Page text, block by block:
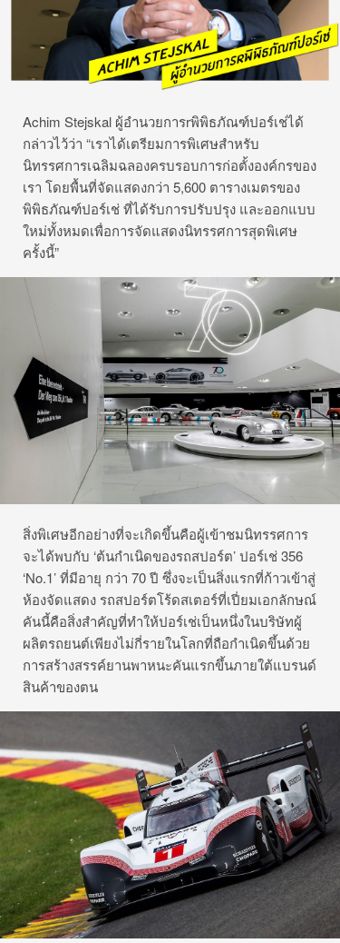
Achim Stejskal ผู้อำนวยการrพิพิธภัณฑ์ปอร์เช่ได้
กล่าวไว้ว่า “เราได้เตรียมการพิเศษสำหรับ
นิทรรศการเฉลิมฉลองครบรอบการก่อตั้งองค์กรของ
เรา โดยพื้นที่จัดแสดงกว่า 5,600 ตารางเมตรของ
พิพิธภัณฑ์ปอร์เช่ ที่ได้รับการปรับปรุง และออกแบบ
ใหม่ทั้งหมดเพื่อการจัดแสดงนิทรรศการสุดพิเศษ
ครั้งนี้”
สิ่งพิเศษอีกอย่างที่จะเกิดขึ้นคือผู้เข้าชมนิทรรศการ
จะได้พบกับ ‘ต้นกำเนิดของรถสปอร์ต’ ปอร์เช่ 356
‘No.1’ ที่มีอายุ กว่า 70 ปี ซึ่งจะเป็นสิ่งแรกที่ก้าวเข้าสู่
ห้องจัดแสดง รถสปอร์ตโร้ดสเตอร์ที่เปี่ยมเอกลักษณ์
คันนี้คือสิ่งสำคัญที่ทำให้ปอร์เช่เป็นหนึ่งในบริษัทผู้
ผลิตรถยนต์เพียงไม่กี่รายในโลกที่ถือกำเนิดขึ้นด้วย
การสร้างสรรค์ยานพาหนะคันแรกขึ้นภายใต้แบรนด์
สินค้าของตน